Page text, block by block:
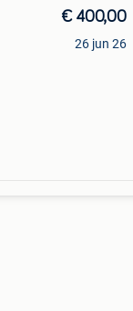
€ 400,00
26 jun 26